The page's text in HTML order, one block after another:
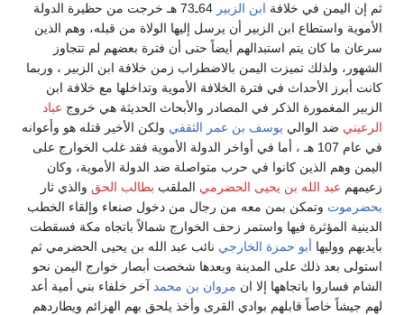
ثم إن اليمن في خلافة ابن الزبير
64ـ73 هـ خرجت من حظيرة الدولة
الأموية واستطاع ابن الزبير أن يرسل إليها الولاة من قبله، وهم الذين
سرعان ما كان يتم استبدالهم أيضاً حتى أن فترة بعضهم لم تتجاوز
الشهور، ولذلك تميزت اليمن بالاضطراب زمن خلافة ابن الزبير ، وربما
كانت أبرز الأحداث في فترة الخلافة الأموية وتداخلها مع خلافة ابن
الزبير المغمورة الذكر في المصادر والأبحاث الحديثة هي خروج عباد
الرعيني ضد الوالي يوسف بن عمر الثقفي ولكن الأخير قتله هو وأعوانه
في عام 107 هـ ، أما في أواخر الدولة الأموية فقد غلب الخوارج على
اليمن وهم الذين كانوا في حرب متواصلة ضد الدولة الأموية، وكان
زعيمهم عبد الله بن يحيى الحضرمي الملقب بطالب الحق والذي ثار
بحضرموت وتمكن بمن معه من رجال من دخول صنعاء وإلقاء الخطب
الدينية المؤثرة فيها واستمر زحف الخوارج شمالاً باتجاه مكة فسقطت
بأيديهم ووليها أبو حمزة الخارجي نائب عبد الله بن يحيى الحضرمي ثم
استولى بعد ذلك على المدينة وبعدها شخصت أبصار خوارج اليمن نحو
الشام فساروا باتجاهها إلا ان مروان بن محمد آخر خلفاء بني أمية أعد
لهم جيشاً خاصاً قابلهم بوادي القرى وأخذ يلحق بهم الهزائم ويطاردهم